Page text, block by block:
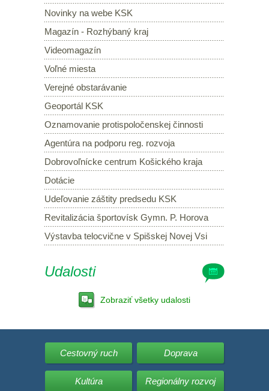
Novinky na webe KSK
Magazín - Rozhýbaný kraj
Videomagazín
Voľné miesta
Verejné obstarávanie
Geoportál KSK
Oznamovanie protispoločenskej činnosti
Agentúra na podporu reg. rozvoja
Dobrovoľnícke centrum Košického kraja
Dotácie
Udeľovanie záštity predsedu KSK
Revitalizácia športovísk Gymn. P. Horova
Výstavba telocvične v Spišskej Novej Vsi
Udalosti
Zobraziť všetky udalosti
Cestovný ruch Doprava
Kultúra Regionálny rozvoj